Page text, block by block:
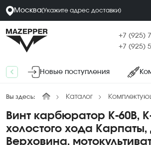
Москва(Укажите адрес доставки)
+7 (925)
+7 (925)
Новые поступления
Вы здесь: Каталог
Винт карбюратор К-60В,
холостого хода Карпаты,
Верховина,